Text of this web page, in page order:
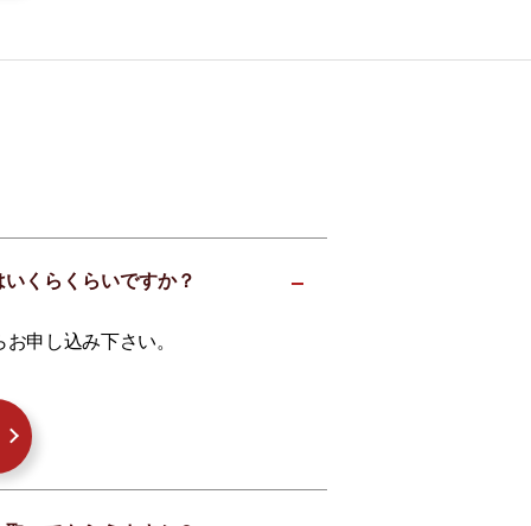
くらくらいですか？
申し込み下さい。